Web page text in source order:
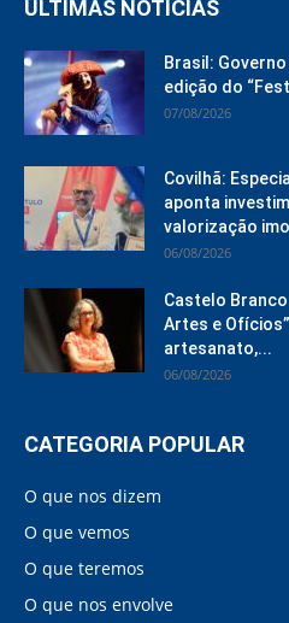
ÚLTIMAS NOTÍCIAS
Brasil:
edição do
07/08/2026
Covilhã:
aponta
valorização
06/08/2026
Castelo
Artes e
artesanato,...
06/08/2026
CATEGORIA POPULAR
O que nos dizem
O que vemos
O que teremos
O que nos envolve